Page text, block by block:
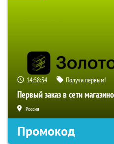
14:58:33 Получи первым!
Первый заказ в сети
Россия
Промокод